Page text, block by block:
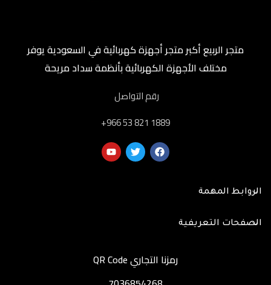
متجر الربيع أكبر متجر أجهزة كهربائية في السعودية يوفر
مختلف الأجهزة الكهربائية بأنظمة سداد مريحة
رقم التواصل
‎+966 53 821 1889
الروابط المهمة
الصفحات التعريفية
رمزنا التجاري QR Code